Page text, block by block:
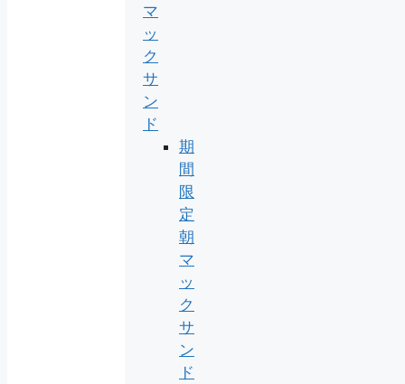
マ
ッ
ク
サ
ン
ド
期
間
限
定
朝
マ
ッ
ク
サ
ン
ド